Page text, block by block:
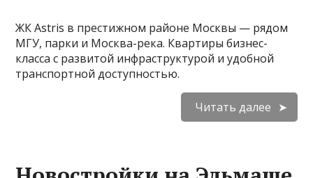
ЖК Astris в престижном районе Москвы — рядом
МГУ, парки и Москва-река. Квартиры бизнес-
класса с развитой инфраструктурой и удобной
транспортной доступностью.
Читать далее